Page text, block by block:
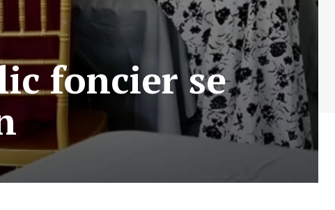
foncier se